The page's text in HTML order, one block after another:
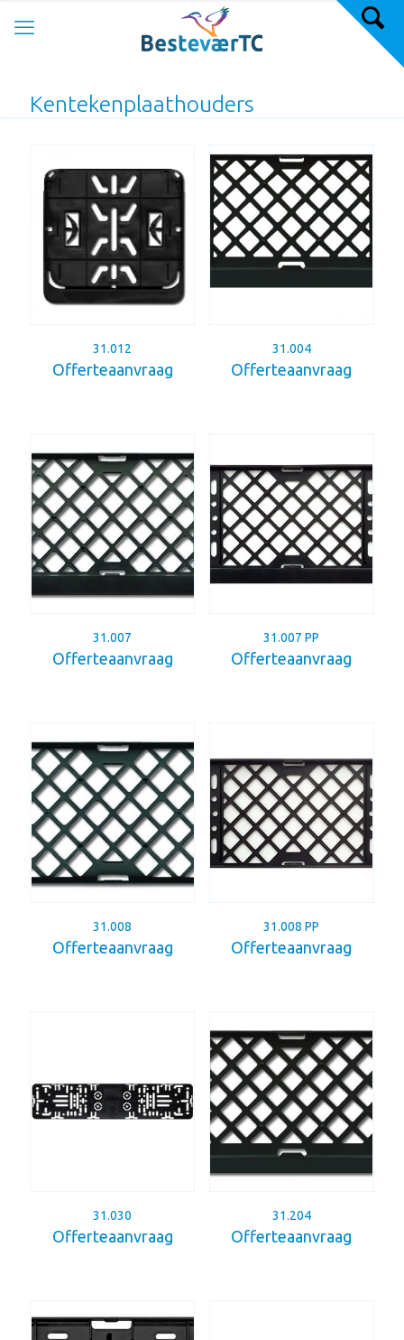
Kentekenplaathouders
31.012
Offerteaanvraag
31.004
Offerteaanvraag
31.007
Offerteaanvraag
31.007 PP
Offerteaanvraag
31.008
Offerteaanvraag
31.008 PP
Offerteaanvraag
31.030
Offerteaanvraag
31.204
Offerteaanvraag